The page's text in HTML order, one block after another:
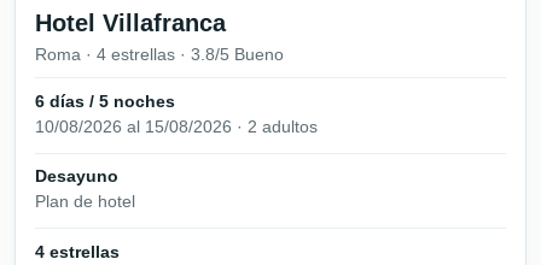
Hotel Villafranca
Roma · 4 estrellas · 3.8/5 Bueno
6 días / 5 noches
10/08/2026 al 15/08/2026 · 2 adultos
Desayuno
Plan de hotel
4 estrellas